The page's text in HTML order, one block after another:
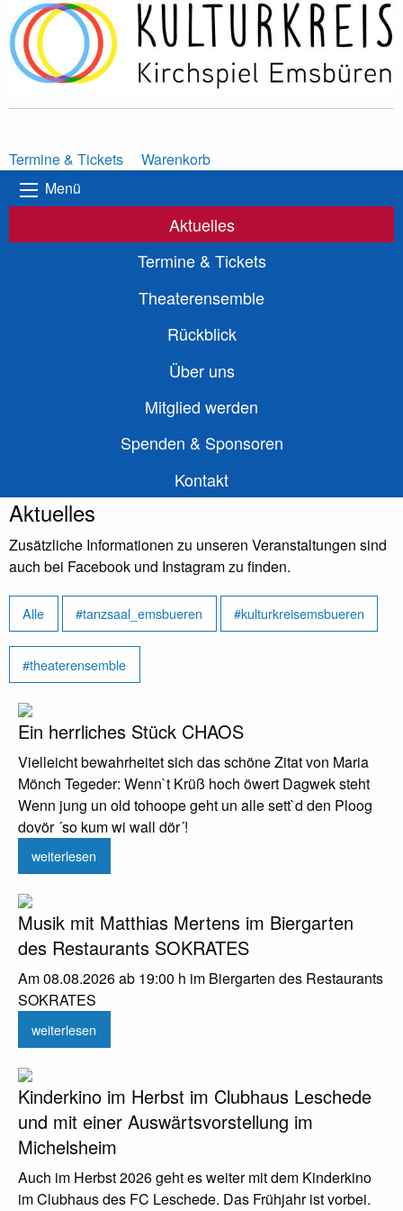
Termine & Tickets
Warenkorb
Menü
Aktuelles
Termine & Tickets
Theaterensemble
Rückblick
Über uns
Mitglied werden
Spenden & Sponsoren
Kontakt
Aktuelles
Zusätzliche Informationen zu unseren Veranstaltungen sind
auch bei Facebook und Instagram zu finden.
Alle #tanzsaal_emsbueren #kulturkreisemsbueren
#theaterensemble
Ein herrliches Stück CHAOS
Vielleicht bewahrheitet sich das schöne Zitat von Maria
Mönch Tegeder: Wenn`t Krüß hoch öwert Dagwek steht
Wenn jung un old tohoope geht un alle sett`d den Ploog
dovör ´so kum wi wall dör´!
weiterlesen
Musik mit Matthias Mertens im Biergarten
des Restaurants SOKRATES
Am 08.08.2026 ab 19:00 h im Biergarten des Restaurants
SOKRATES
weiterlesen
Kinderkino im Herbst im Clubhaus Leschede
und mit einer Auswärtsvorstellung im
Michelsheim
Auch im Herbst 2026 geht es weiter mit dem Kinderkino
im Clubhaus des FC Leschede. Das Frühjahr ist vorbei.